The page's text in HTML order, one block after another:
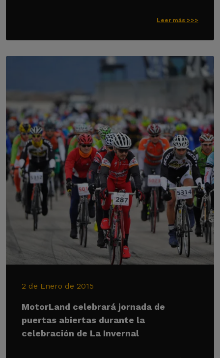
Leer más >>>
2 de Enero de 2015
MotorLand celebrará jornada de
puertas abiertas durante la
celebración de La Invernal